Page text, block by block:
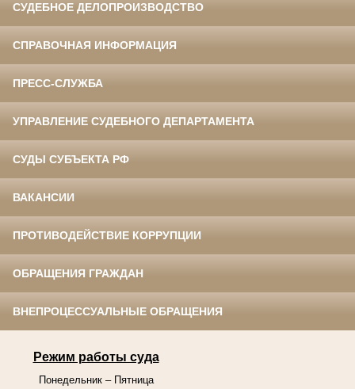
СУДЕБНОЕ ДЕЛОПРОИЗВОДСТВО
СПРАВОЧНАЯ ИНФОРМАЦИЯ
ПРЕСС-СЛУЖБА
УПРАВЛЕНИЕ СУДЕБНОГО ДЕПАРТАМЕНТА
СУДЫ СУБЪЕКТА РФ
ВАКАНСИИ
ПРОТИВОДЕЙСТВИЕ КОРРУПЦИИ
ОБРАЩЕНИЯ ГРАЖДАН
ВНЕПРОЦЕССУАЛЬНЫЕ ОБРАЩЕНИЯ
Режим работы суда
Понедельник – Пятница